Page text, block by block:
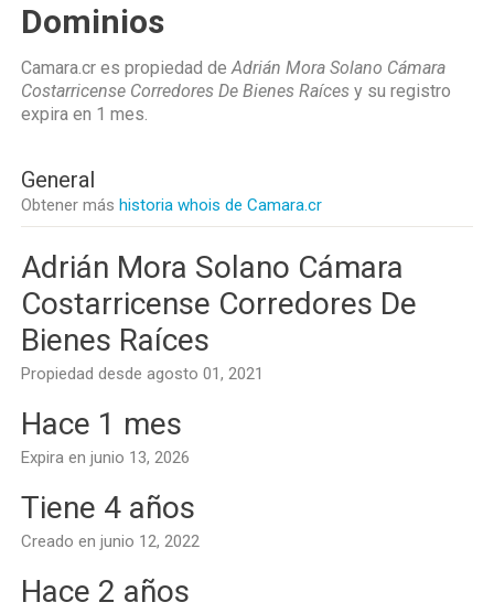
Dominios
Camara.cr es propiedad deAdrián Mora Solano Cámara
Costarricense Corredores De Bienes Raíces y su registro
expira en 1 mes.
General
Obtener más historia whois de Camara.cr
Adrián Mora Solano Cámara
Costarricense Corredores De
Bienes Raíces
Propiedad desde agosto 01, 2021
Hace 1 mes
Expira en junio 13, 2026
Tiene 4 años
Creado en junio 12, 2022
Hace 2 años